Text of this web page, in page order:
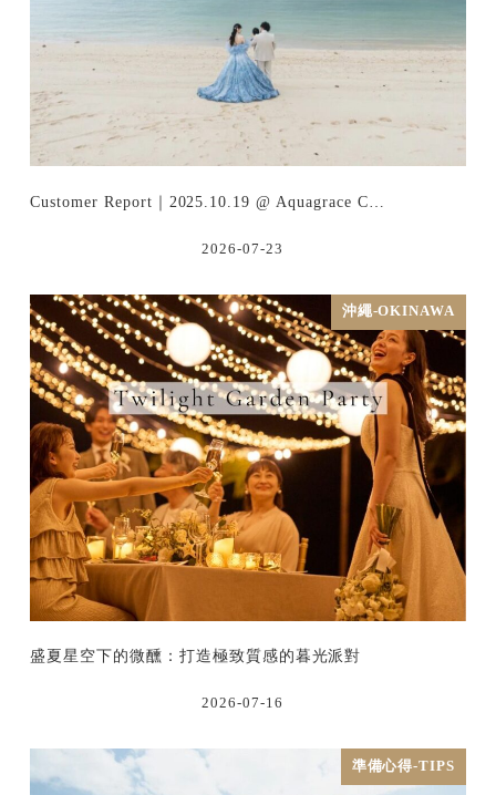
Customer Report｜2025.10.19 @ Aquagrace C…
2026-07-23
沖繩-OKINAWA
盛夏星空下的微醺：打造極致質感的暮光派對
2026-07-16
準備心得-TIPS